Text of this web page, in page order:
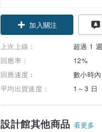
加入關注
上次上線：
超過 1 週
回應率：
12%
回應速度：
數小時內
平均出貨速度：
1～3 日
設計館其他商品 看更多